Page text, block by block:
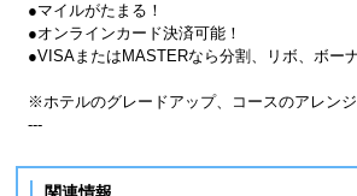
●マイルがたまる！
●オンラインカード決済可能！
●VISAまたはMASTERなら分割、リボ、ボー
※ホテルのグレードアップ、コースのアレンジ
---